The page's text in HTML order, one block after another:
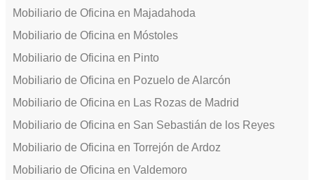
Mobiliario de Oficina en Majadahoda
Mobiliario de Oficina en Móstoles
Mobiliario de Oficina en Pinto
Mobiliario de Oficina en Pozuelo de Alarcón
Mobiliario de Oficina en Las Rozas de Madrid
Mobiliario de Oficina en San Sebastián de los Reyes
Mobiliario de Oficina en Torrejón de Ardoz
Mobiliario de Oficina en Valdemoro